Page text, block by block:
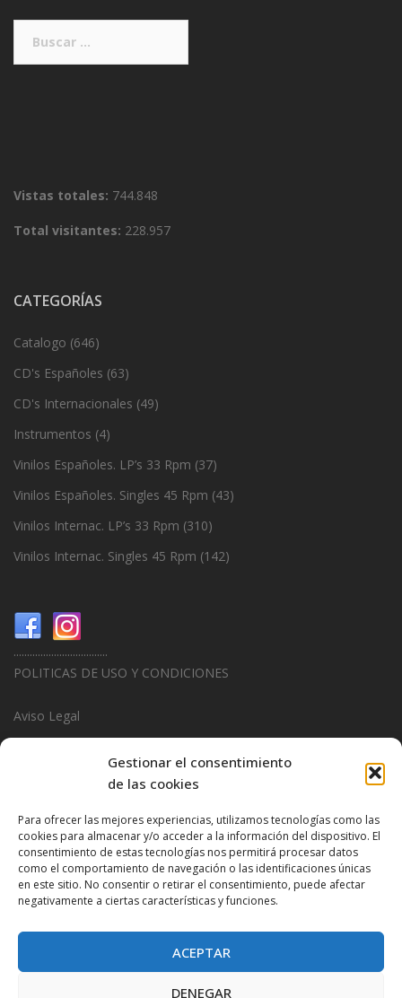
Gestionar el consentimiento
de las cookies
Para ofrecer las mejores experiencias, utilizamos tecnologías como las
cookies para almacenar y/o acceder a la información del dispositivo. El
consentimiento de estas tecnologías nos permitirá procesar datos
como el comportamiento de navegación o las identificaciones únicas
en este sitio. No consentir o retirar el consentimiento, puede afectar
negativamente a ciertas características y funciones.
ACEPTAR
DENEGAR
Vistas totales: 744.848
Total visitantes: 228.957
CATEGORÍAS
Catalogo (646)
CD's Españoles (63)
CD's Internacionales (49)
Instrumentos (4)
Vinilos Españoles. LP’s 33 Rpm (37)
Vinilos Españoles. Singles 45 Rpm (43)
Vinilos Internac. LP’s 33 Rpm (310)
Vinilos Internac. Singles 45 Rpm (142)
...................................
POLITICAS DE USO Y CONDICIONES
Aviso Legal
Politica de Privacidad
...................................
Design & Promotions ByHitred.com